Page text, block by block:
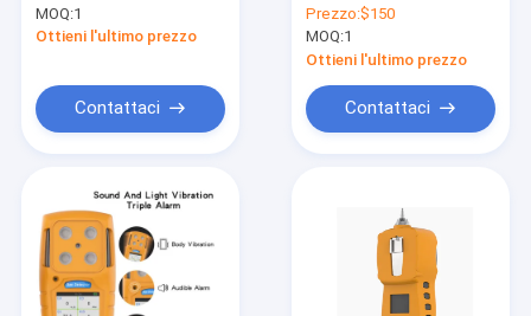
coal mine work
MOQ:1
Ottieni l'ultimo prezzo
Contattaci
dell'analizzatore di
gas del rivelatore di
gas anti
Prezzo:$150
MOQ:1
Ottieni l'ultimo prezzo
Contattaci